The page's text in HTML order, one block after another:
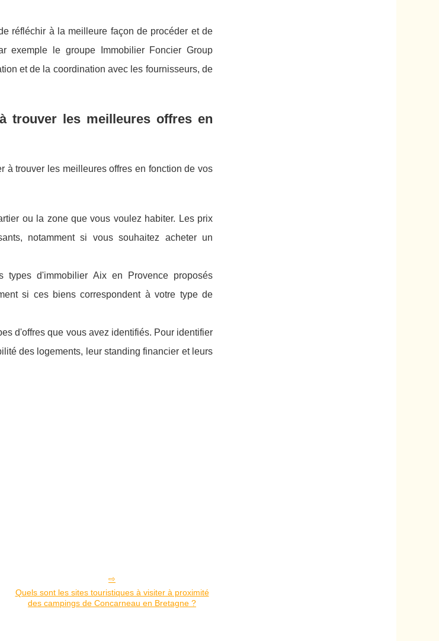
réfléchir à la meilleure façon de procéder et de
exemple le groupe Immobilier Foncier Group
et de la coordination avec les fournisseurs, de
trouver les meilleures offres en
à trouver les meilleures offres en fonction de vos
ou la zone que vous voulez habiter. Les prix
notamment si vous souhaitez acheter un
types d'immobilier Aix en Provence proposés
si ces biens correspondent à votre type de
d'offres que vous avez identifiés. Pour identifier
des logements, leur standing financier et leurs
Quels sont les sites touristiques à visiter à proximité
des campings de Concarneau en Bretagne ?